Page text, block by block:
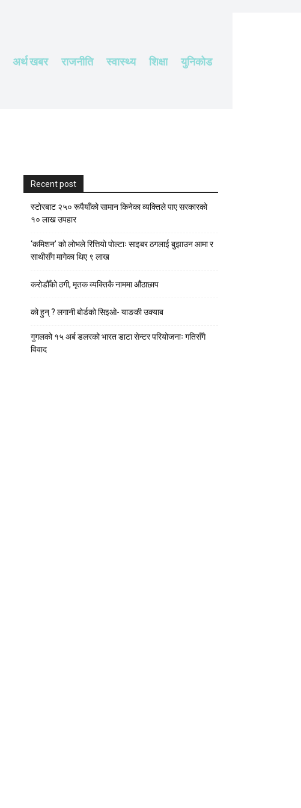
अर्थ खबर राजनीति स्वास्थ्य शिक्षा युनिकोड
Recent post
स्टाेरबाट २५० रूपैयाँको सामान किनेका व्यक्तिले पाए सरकारको
१० लाख उपहार
‘कमिशन’ को लोभले रित्तियो पोल्टाः साइबर ठगलाई बुझाउन आमा र
साथीसँग मागेका थिए ९ लाख
करोडौँको ठगी, मृतक व्यक्तिकै नाममा औंठाछाप
को हुन् ? लगानी बोर्डको सिइओ- याङकी उक्याब
गुगलको १५ अर्ब डलरको भारत डाटा सेन्टर परियोजनाः गतिसँगै
विवाद